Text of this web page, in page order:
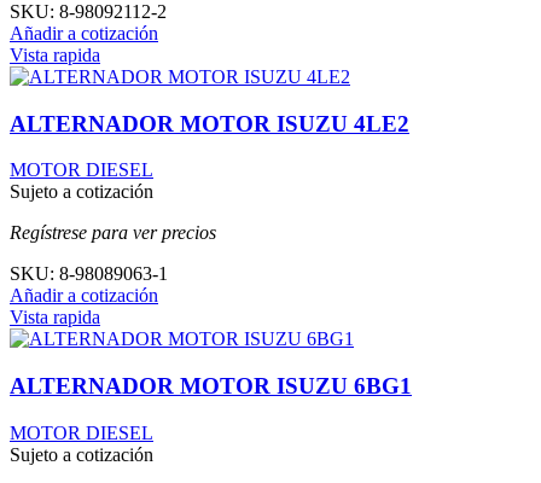
SKU: 8-98092112-2
Añadir a cotización
Vista rapida
ALTERNADOR MOTOR ISUZU 4LE2
MOTOR DIESEL
Sujeto a cotización
Regístrese para ver precios
SKU: 8-98089063-1
Añadir a cotización
Vista rapida
ALTERNADOR MOTOR ISUZU 6BG1
MOTOR DIESEL
Sujeto a cotización